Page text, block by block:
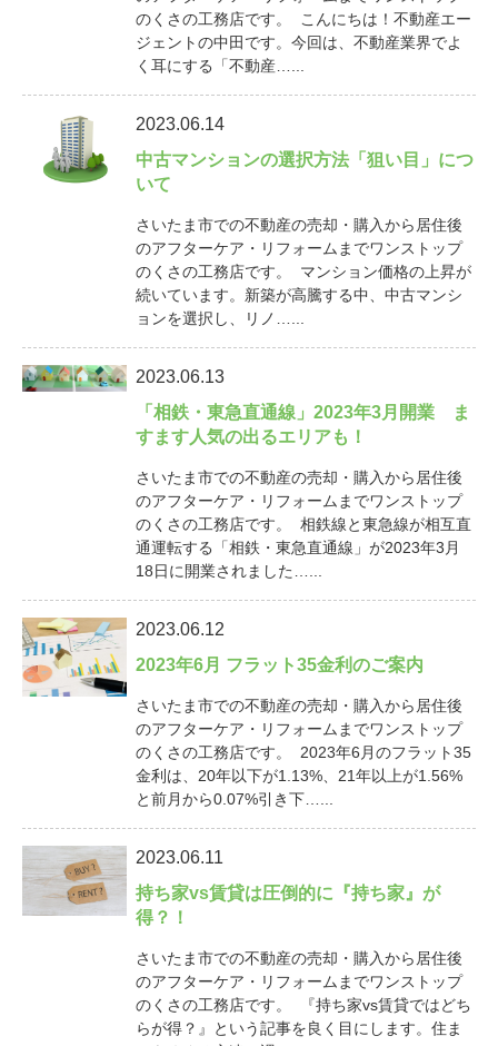
のくさの工務店です。 こんにちは！不動産エー
ジェントの中田です。今回は、不動産業界でよ
く耳にする「不動産…...
2023.06.14
中古マンションの選択方法「狙い目」につ
いて
さいたま市での不動産の売却・購入から居住後
のアフターケア・リフォームまでワンストップ
のくさの工務店です。 マンション価格の上昇が
続いています。新築が高騰する中、中古マンシ
ョンを選択し、リノ…...
2023.06.13
「相鉄・東急直通線」2023年3月開業 ま
すます人気の出るエリアも！
さいたま市での不動産の売却・購入から居住後
のアフターケア・リフォームまでワンストップ
のくさの工務店です。 相鉄線と東急線が相互直
通運転する「相鉄・東急直通線」が2023年3月
18日に開業されました…...
2023.06.12
2023年6月 フラット35金利のご案内
さいたま市での不動産の売却・購入から居住後
のアフターケア・リフォームまでワンストップ
のくさの工務店です。 2023年6月のフラット35
金利は、20年以下が1.13%、21年以上が1.56%
と前月から0.07%引き下…...
2023.06.11
持ち家vs賃貸は圧倒的に『持ち家』が
得？！
さいたま市での不動産の売却・購入から居住後
のアフターケア・リフォームまでワンストップ
のくさの工務店です。 『持ち家vs賃貸ではどち
らが得？』という記事を良く目にします。住ま